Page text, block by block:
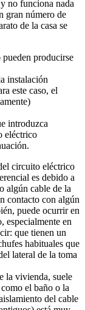
no funciona nada
gran número de
de la casa se
pueden producirse
instalación
este caso, el
introduzca
eléctrico
circuito eléctrico
es debido a
algún cable de la
contacto con algún
puede ocurrir en
especialmente en
que tienen un
habituales que
lateral de la toma
la vivienda, suele
el baño o la
del cable